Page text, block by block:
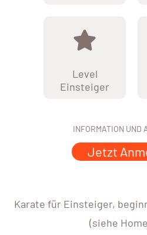
Level
Einsteiger
INFORMATION UND
Jetzt
Karate für Einsteiger,
(siehe